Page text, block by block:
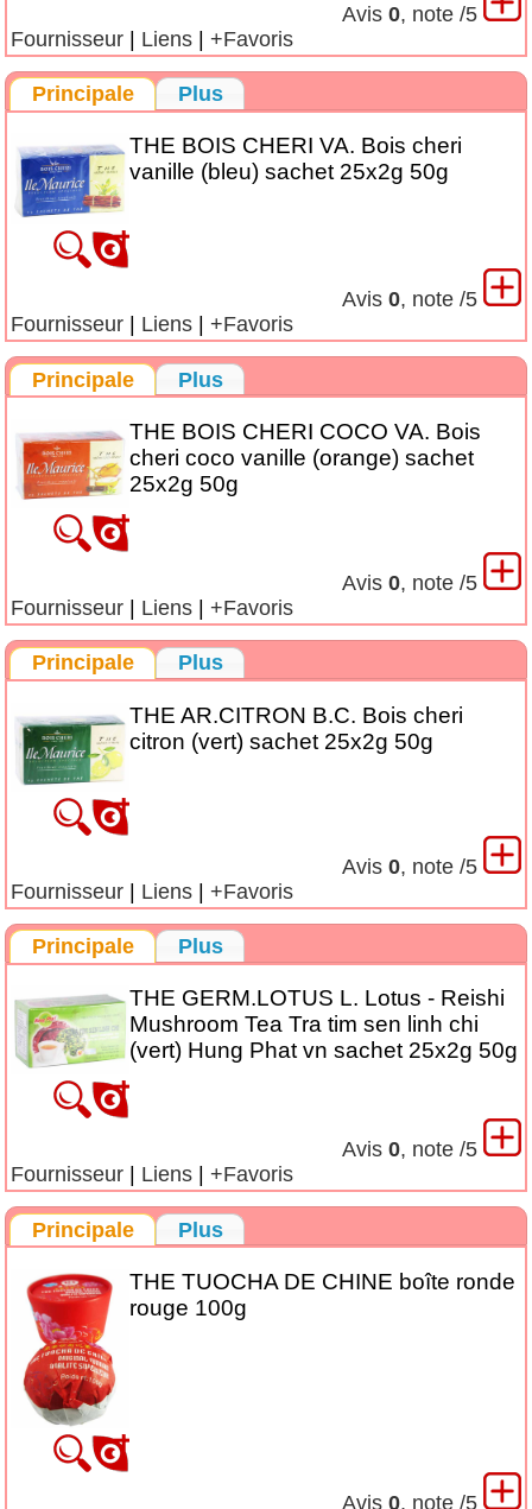
Avis 0, note /5
Fournisseur | Liens |+Favoris
Principale Plus
THE BOIS CHERI VA. Bois cheri
vanille (bleu) sachet 25x2g 50g
Avis 0, note /5
Fournisseur
Liens |+Favoris
Principale Plus
THE BOIS CHERI COCO VA. Bois
cheri coco vanille (orange) sachet
25x2g 50g
Avis 0, note /5
Fournisseur | Liens |+Favoris
Principale Plus
THE AR.CITRON B.C. Bois cheri
citron (vert) sachet 25x2g 50g
Avis 0, note /5
Fournisseur | Liens |+Favoris
Principale Plus
THE GERM.LOTUS L. Lotus - Reishi
Mushroom Tea Tra tim sen linh chi
(vert) Hung Phat vn sachet 25x2g 50g
Avis 0, note /5
Fournisseur
Liens |+Favoris
Principale Plus
THE TUOCHA DE CHINE boîte ronde
rouge 100g
Avis 0, note /5